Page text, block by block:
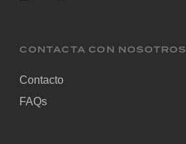
CONTACTA CON NOSOTROS
Contacto
FAQs